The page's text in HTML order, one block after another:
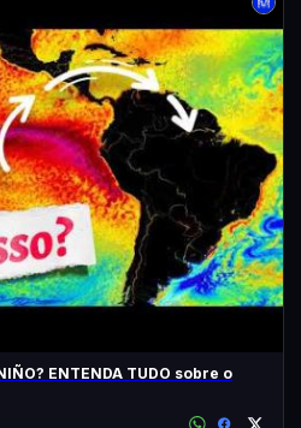
ENTENDA TUDO sobre o